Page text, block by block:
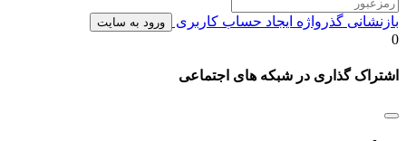
بازنشانی گذرواژه ایجاد حساب کاربری ورود به سایت
0
اشتراک گذاری در شبکه های اجتماعی